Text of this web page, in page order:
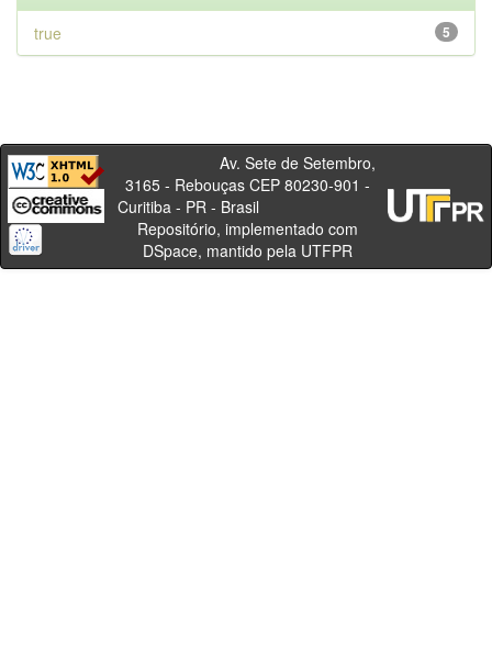
5
true
Av. Sete de Setembro,
3165 - Rebouças CEP 80230-901 -
Curitiba - PR - Brasil
Repositório, implementado com
DSpace, mantido pela UTFPR